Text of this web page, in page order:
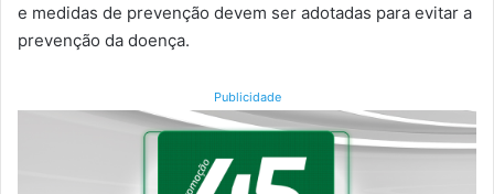
e medidas de prevenção devem ser adotadas para evitar a
prevenção da doença.
Publicidade